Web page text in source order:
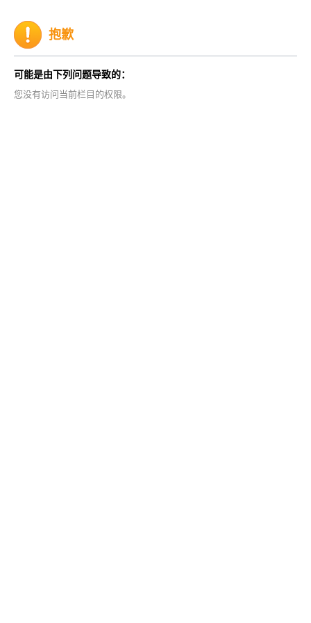
抱歉
可能是由下列问题导致的：
您没有访问当前栏目的权限。